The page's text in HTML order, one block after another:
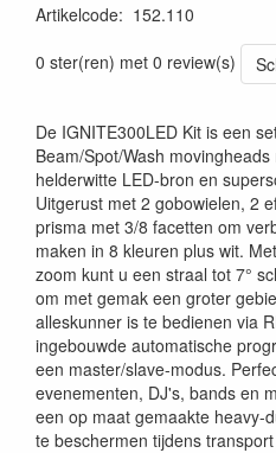
Artikelcode: 152.110
0 ster(ren) met 0 review(s)
De IGNITE300LED Kit is een
Beam/Spot/Wash
helderwitte LED-bron en
Uitgerust met 2 gobowielen, 2
prisma met 3/8 facetten om
maken in 8 kleuren plus wit.
zoom kunt u een straal tot 7°
om met gemak een groter
alleskunner is te bedienen via
ingebouwde automatische
een master/slave-modus.
evenementen, DJ's, bands en
een op maat gemaakte heavy-
te beschermen tijdens